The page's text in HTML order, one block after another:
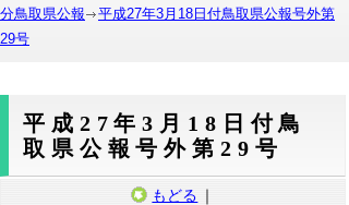
分鳥取県公報
平成27年3月18日付鳥取県公報号外第
29号
平成27年3月18日付鳥
取県公報号外第29号
もどる ｜